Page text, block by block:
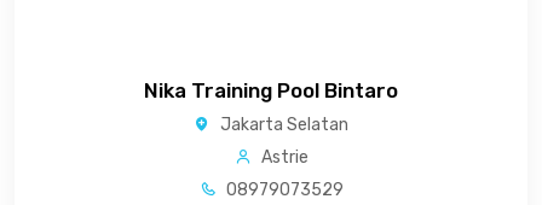
Nika Training Pool Bintaro
Jakarta Selatan
Astrie
08979073529